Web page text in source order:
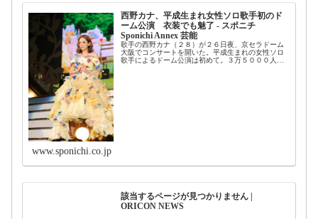
#西野カナ#ド
ームツアー
ツアー
8月26日
カナ#京セラドーム
pic.twitter.com/C8SK49Ki01
2017
年8月27日
pic.twitter.com/UBhMBk7Cw8
西野カナ、平成生まれ女性ソロ歌手初のド
ーム公演 衣装でも魅了 - スポニチ
Sponichi Annex 芸能
歌手の西野カナ（２８）が２６日夜、京セラドーム
大阪でコンサートを開いた。平成生まれの女性ソロ
歌手によるドーム公演は初めて。３万５０００人の
www.sponichi.co.jp
該当するページが見つかりません |
ORICON NEWS